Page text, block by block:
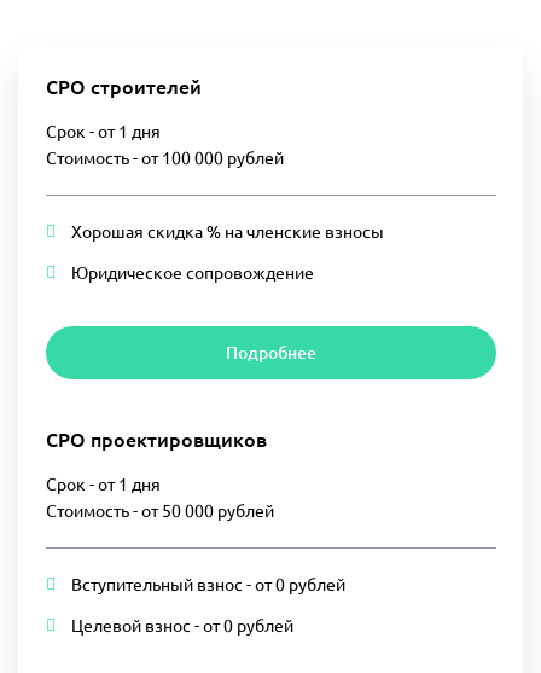
СРО строителей
Срок - от 1 дня
Стоимость - от 100 000 рублей
Хорошая скидка % на членские взносы
Юридическое сопровождение
Подробнее
СРО проектировщиков
Срок - от 1 дня
Стоимость - от 50 000 рублей
Вступительный взнос - от 0 рублей
Целевой взнос - от 0 рублей